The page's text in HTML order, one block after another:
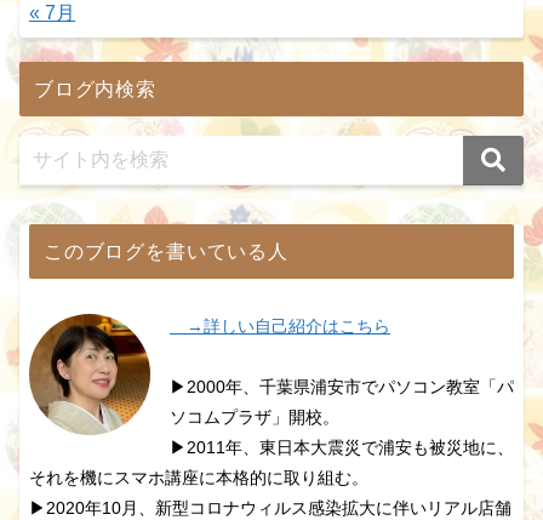
« 7月
ブログ内検索
このブログを書いている人
→詳しい自己紹介はこちら
▶2000年、千葉県浦安市でパソコン教室「パ
ソコムプラザ」開校。
▶2011年、東日本大震災で浦安も被災地に、
それを機にスマホ講座に本格的に取り組む。
▶2020年10月、新型コロナウィルス感染拡大に伴いリアル店舗